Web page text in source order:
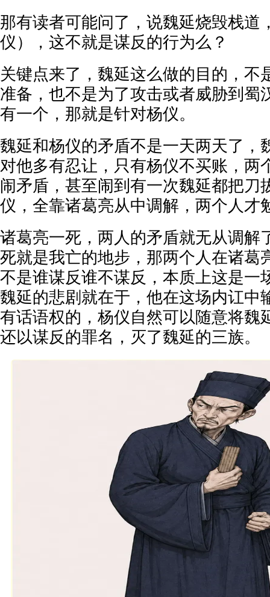
那有读者可能问了，说魏延烧毁栈道
仪），这不就是谋反的行为么？
关键点来了，魏延这么做的目的，不
准备，也不是为了攻击或者威胁到蜀
有一个，那就是针对杨仪。
魏延和杨仪的矛盾不是一天两天了，
对他多有忍让，只有杨仪不买账，两
闹矛盾，甚至闹到有一次魏延都把刀
仪，全靠诸葛亮从中调解，两个人才
诸葛亮一死，两人的矛盾就无从调解
死就是我亡的地步，那两个人在诸葛
不是谁谋反谁不谋反，本质上这是一
魏延的悲剧就在于，他在这场内讧中
有话语权的，杨仪自然可以随意将魏
还以谋反的罪名，灭了魏延的三族。